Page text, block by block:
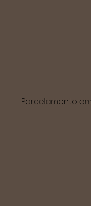
Parcelamento